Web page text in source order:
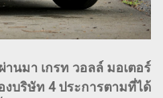
นมา เกรท วอลล์ มอเตอร์
งบริษัท 4 ประการตามที่ได้